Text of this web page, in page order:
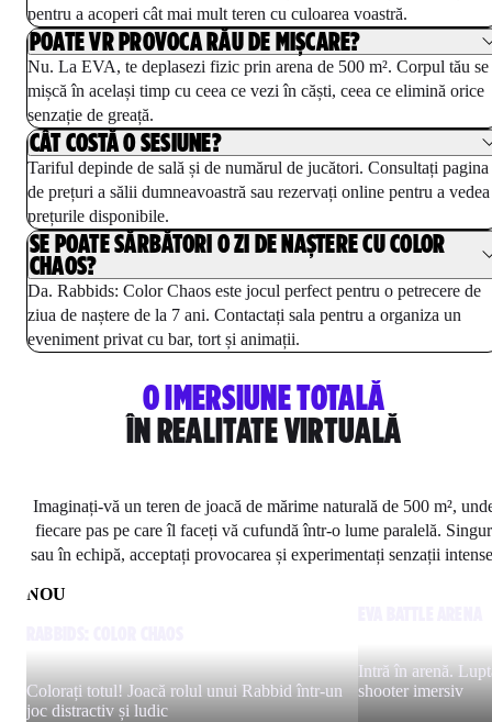
pentru a acoperi cât mai mult teren cu culoarea voastră.
POATE VR PROVOCA RĂU DE MIȘCARE?
Nu. La EVA, te deplasezi fizic prin arena de 500 m². Corpul tău se
mișcă în același timp cu ceea ce vezi în căști, ceea ce elimină orice
senzație de greață.
CÂT COSTĂ O SESIUNE?
Tariful depinde de sală și de numărul de jucători. Consultați pagina
de prețuri a sălii dumneavoastră sau rezervați online pentru a vedea
prețurile disponibile.
SE POATE SĂRBĂTORI O ZI DE NAȘTERE CU COLOR
CHAOS?
Da. Rabbids: Color Chaos este jocul perfect pentru o petrecere de
ziua de naștere de la 7 ani. Contactați sala pentru a organiza un
eveniment privat cu bar, tort și animații.
O IMERSIUNE TOTALĂ
ÎN REALITATE VIRTUALĂ
Imaginați-vă un teren de joacă de mărime naturală de 500 m²,
fiecare pas pe care îl faceți vă cufundă într-o lume paralelă. Singur
sau în echipă, acceptați provocarea și experimentați senzații
NOU
Colorați totul! Joacă rolul unui Rabbid într-un
joc distractiv și ludic
Intră în arenă.
shooter imersiv